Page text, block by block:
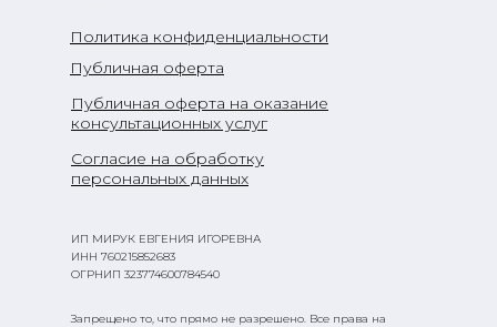
Запрещено то, что прямо не разрешено. Все права на
ИНН 760215852683
ОГРНИП 323774600784540
ИП МИРУК ЕВГЕНИЯ ИГОРЕВНА
Публичная оферта на оказание
консультационных услуг
Публичная оферта
Согласие на обработку
персональных данных
Политика конфиденциальности